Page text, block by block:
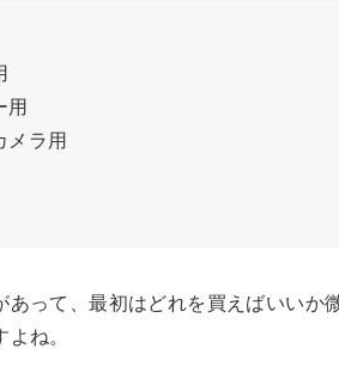
用
メラ用
あって、最初はどれを買えばいいか
ね。